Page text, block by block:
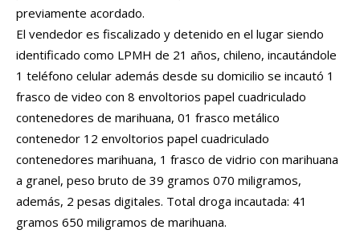
previamente acordado.
El vendedor es fiscalizado y detenido en el lugar siendo
identificado como LPMH de 21 años, chileno, incautándole
1 teléfono celular además desde su domicilio se incautó 1
frasco de video con 8 envoltorios papel cuadriculado
contenedores de marihuana, 01 frasco metálico
contenedor 12 envoltorios papel cuadriculado
contenedores marihuana, 1 frasco de vidrio con marihuana
a granel, peso bruto de 39 gramos 070 miligramos,
además, 2 pesas digitales. Total droga incautada: 41
gramos 650 miligramos de marihuana.